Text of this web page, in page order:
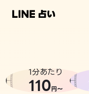
相談事例
1分あたり
110円〜